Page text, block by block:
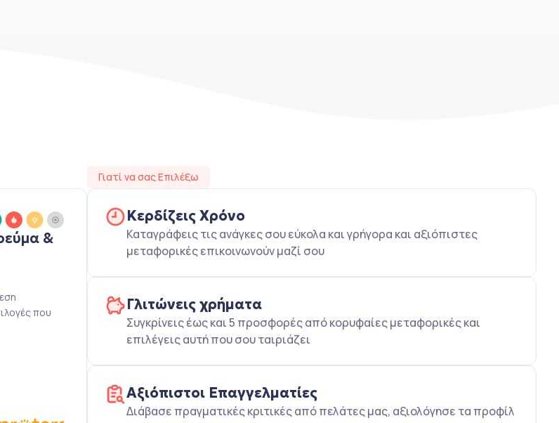
&
που
Γιατί να σας Επιλέξω
Κερδίζεις Χρόνο
Καταγράφεις τις ανάγκες σου εύκολα και γρήγορα και αξιόπιστες
μεταφορικές επικοινωνούν μαζί σου
Γλιτώνεις χρήματα
Συγκρίνεις έως και 5 προσφορές από κορυφαίες μεταφορικές και
επιλέγεις αυτή που σου ταιριάζει
Αξιόπιστοι Επαγγελματίες
Διάβασε πραγματικές κριτικές από πελάτες μας, αξιολόγησε τα προφίλ